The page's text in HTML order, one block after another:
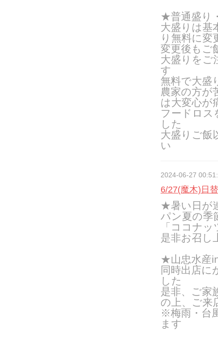
★普通盛り
大盛りは基
り無料に変
変更後もご
大盛りをご
す
無料で大盛
農家の方が
は大変心が
フードロス
した
大盛りご飯
い
2024-06-27
6/27(魔木)日
★暑い日が
パン夏の季
「ココナ
是非お召し
★山忠水産
同時出店に
した
是非、ご家
の上、ご来
※梅雨・台
ます